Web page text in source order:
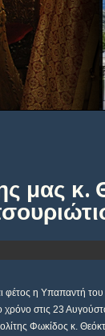
μας κ.
φέτος η Υπαπαντή
χρόνο στις 23
Φωκίδος κ.